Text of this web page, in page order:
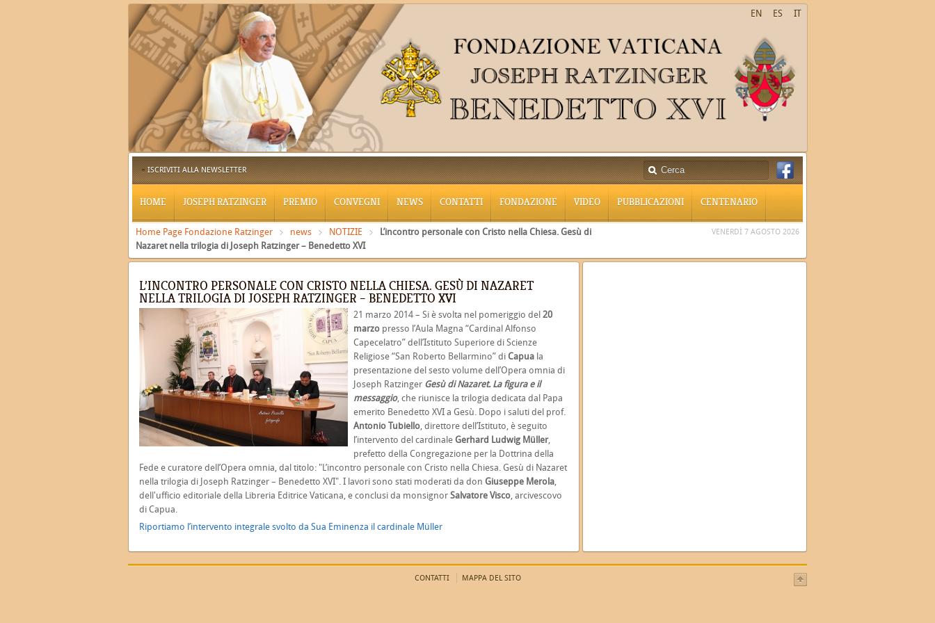
IT
ES
EN
ISCRIVITI ALLA NEWSLETTER
HOME JOSEPH RATZINGER PREMIO CONVEGNI NEWS CONTATTI FONDAZIONE VIDEO PUBBLICAZIONI CENTENARIO
Home Page Fondazione Ratzinger news NOTIZIE
L’incontro personale con Cristo nella Chiesa. Gesù di
Nazaret nella trilogia di Joseph Ratzinger – Benedetto XVI
VENERDÌ 7 AGOSTO 2026
L’INCONTRO PERSONALE CON CRISTO NELLA CHIESA. GESÙ DI NAZARET
NELLA TRILOGIA DI JOSEPH RATZINGER – BENEDETTO XVI
21 marzo 2014 – Si è svolta nel pomeriggio del 20
marzo presso l’Aula Magna “Cardinal Alfonso
Capecelatro” dell’Istituto Superiore di Scienze
Religiose “San Roberto Bellarmino” di Capua la
presentazione del sesto volume dell’Opera omnia di
Joseph Ratzinger Gesù di Nazaret. La figura e il
messaggio, che riunisce la trilogia dedicata dal Papa
emerito Benedetto XVI a Gesù. Dopo i saluti del prof.
Antonio Tubiello , direttore dell’Istituto, è seguito
l’intervento del cardinale Gerhard Ludwig Müller,
prefetto della Congregazione per la Dottrina della
Fede e curatore dell’Opera omnia, dal titolo: "L’incontro personale con Cristo nella Chiesa. Gesù di Nazaret
nella trilogia di Joseph Ratzinger – Benedetto XVI". I lavori sono stati moderati da don Giuseppe Merola
dell'ufficio editoriale della Libreria Editrice Vaticana, e conclusi da monsignor Salvatore Visco , arcivescovo
di Capua.
Riportiamo l’intervento integrale svolto da Sua Eminenza il cardinale Müller
CONTATTI MAPPA DEL SITO